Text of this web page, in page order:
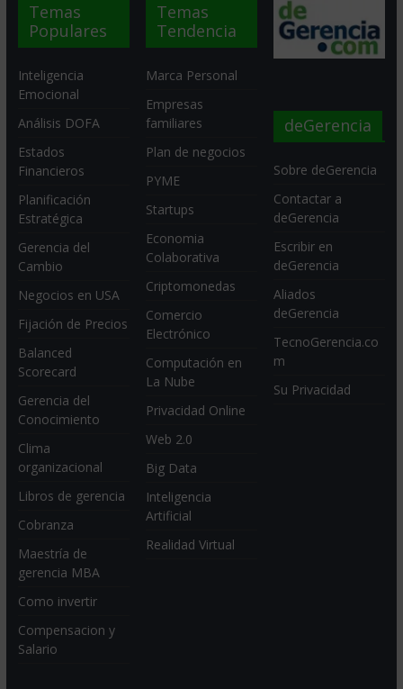
Temas
Populares
Inteligencia
Emocional
Análisis DOFA
Estados
Financieros
Planificación
Estratégica
Gerencia del
Cambio
Negocios en USA
Fijación de Precios
Balanced
Scorecard
Gerencia del
Conocimiento
Clima
organizacional
Libros de gerencia
Cobranza
Maestría de
gerencia MBA
Como invertir
Compensacion y
Salario
Temas
Tendencia
Marca Personal
Empresas
familiares
Plan de negocios
PYME
Startups
Economia
Colaborativa
Criptomonedas
Comercio
Electrónico
Computación en
La Nube
Privacidad Online
Web 2.0
Big Data
Inteligencia
Artificial
Realidad Virtual
deGerencia
Sobre deGerencia
Contactar a
deGerencia
Escribir en
deGerencia
Aliados
deGerencia
TecnoGerencia.co
m
Su Privacidad